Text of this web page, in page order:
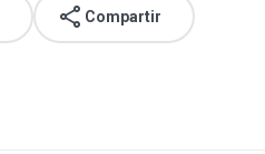
Compartir